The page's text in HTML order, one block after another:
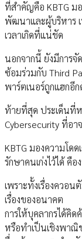
ที่สำคัญคือ KBTG มอ
พัฒนาและผู้บริหาร
เวลาเกิดที่แน่ชัด
นอกจากนี้ ยังมีการจั
ซ้อมร่วมกับ Third
พาร์ตเนอร์ถูกแฮกอีก
ท้ายที่สุด ประเด็นที่
Cybersecurity ที่อา
KBTG มองความโดด
รักษาคนเก่งไว้ได้ คื
เพราะทั้งเรื่องควอ
เรื่องของอนาคต
การให้บุคลากรได้คิ
หรือทำเป็นเชิงพาณิ